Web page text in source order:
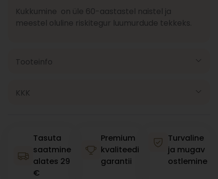
Tooteinfo
KKK
Kukkumine on üle 60-aastastel naistel ja
meestel oluline riskitegur luumurdude tekkeks.
Tasuta
saatmine
alates 29
€
Premium
kvaliteedi
garantii
Turvaline
ja mugav
ostlemine